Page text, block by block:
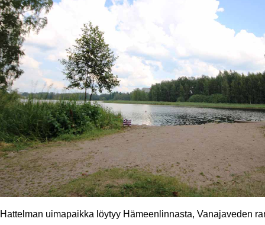
Hattelman uimapaikka löytyy Hämeenlinnasta, Vanajaveden